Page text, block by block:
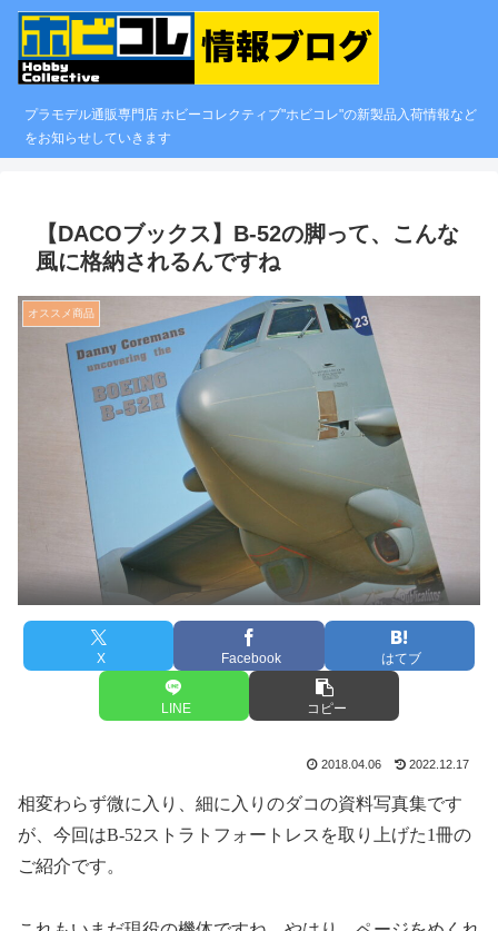
プラモデル通販専門店 ホビーコレクティブ"ホビコレ"の新製品入荷情報など
をお知らせしていきます
【DACOブックス】B-52の脚って、こんな
風に格納されるんですね
オススメ商品
X Facebook はてブ
LINE コピー
2018.04.06 2022.12.17
相変わらず微に入り、細に入りのダコの資料写真集です
が、今回はB-52ストラトフォートレスを取り上げた1冊の
ご紹介です。